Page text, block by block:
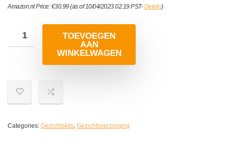
Amazon.nl Price:€30.99(as of 10/04/2023 02:19 PST-Details)
TOEVOEGEN
AAN
WINKELWAGEN
Categories: Gezichtskits, Gezichtsverzorging